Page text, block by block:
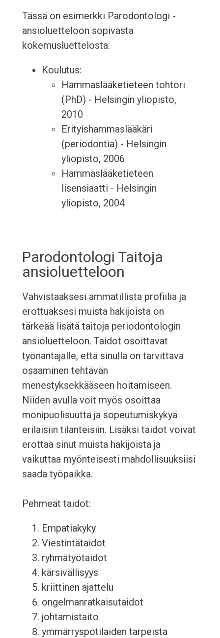
Tässä on esimerkki Parodontologi -
ansioluetteloon sopivasta
kokemusluettelosta:
Koulutus:
Hammaslääketieteen tohtori
(PhD) - Helsingin yliopisto,
2010
Erityishammaslääkäri
(periodontia) - Helsingin
yliopisto, 2006
Hammaslääketieteen
lisensiaatti - Helsingin
yliopisto, 2004
Parodontologi Taitoja
ansioluetteloon
Vahvistaaksesi ammatillista profiilia ja
erottuaksesi muista hakijoista on
tärkeää lisätä taitoja periodontologin
ansioluetteloon. Taidot osoittavat
työnantajalle, että sinulla on tarvittava
osaaminen tehtävän
menestyksekkääseen hoitamiseen.
Niiden avulla voit myös osoittaa
monipuolisuutta ja sopeutumiskykyä
erilaisiin tilanteisiin. Lisäksi taidot voivat
erottaa sinut muista hakijoista ja
vaikuttaa myönteisesti mahdollisuuksiisi
saada työpaikka.
Pehmeät taidot:
Empatiakyky
Viestintätaidot
ryhmätyötaidot
kärsivällisyys
kriittinen ajattelu
ongelmanratkaisutaidot
johtamistaito
ymmärryspotilaiden tarpeista